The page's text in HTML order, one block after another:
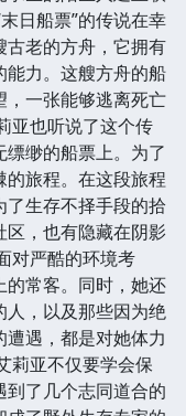
日船票”的传说在幸
古老的方舟，它拥有
能力。这艘方舟的船
，一张能够逃离死亡
亚也听说了这个传
缈的船票上。为了
旅程。在这段旅程
了生存不择手段的拾
区，也有隐藏在阴影
对严酷的环境考
的常客。同时，她还
人，以及那些因为绝
遇，都是对她体力
莉亚不仅要学会保
了几个志同道合的